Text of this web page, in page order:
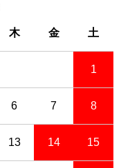
木 金 土
1
6 7 8
13 14 15